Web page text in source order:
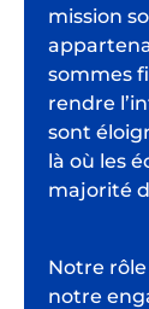
mission
sommes
rendre
sont
là où les
majorité
Notre rôle sociétal s’inscrit aussi à travers
notre